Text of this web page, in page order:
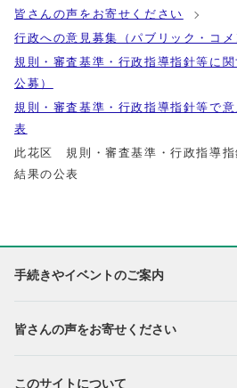
皆さんの声をお寄せください
行政への意見募集（パブリック・コメ
規則・審査基準・行政指導指針等に
公募）
規則・審査基準・行政指導指針等で
表
此花区 規則・審査基準・行政指導指
結果の公表
手続きやイベントのご案内
皆さんの声をお寄せください
このサイトについて